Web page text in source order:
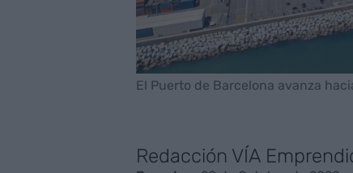
El Puerto de Barcelona avanza
Redacción VÍA